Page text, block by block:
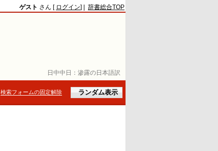
日中中日： 渗露の日本語訳
ゲスト さん [ ログイン] | 辞書総合TOP
検索フォームの固定解除